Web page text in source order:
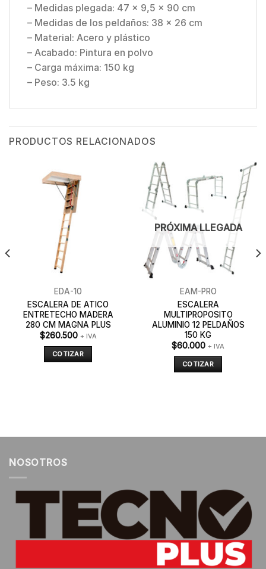
– Medidas plegada: 47 x 9,5 x 90 cm
– Medidas de los peldaños: 38 x 26 cm
– Material: Acero y plástico
– Acabado: Pintura en polvo
– Carga máxima: 150 kg
– Peso: 3.5 kg
PRODUCTOS RELACIONADOS
EDA-10
ESCALERA DE ATICO
ENTRETECHO MADERA
280 CM MAGNA PLUS
$260.500 + IVA
COTIZAR
PRÓXIMA LLEGADA
EAM-PRO
ESCALERA
MULTIPROPOSITO
ALUMINIO 12 PELDAÑOS
150 KG
$60.000 + IVA
COTIZAR
NOSOTROS